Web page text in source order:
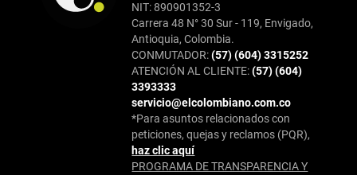
NIT: 890901352-3
Carrera 48 N° 30 Sur - 119, Envigado,
Antioquia, Colombia.
CONMUTADOR:(57) (604) 3315252
ATENCIÓN AL CLIENTE:(57) (604)
3393333
servicio@elcolombiano.com.co
*Para asuntos relacionados con
peticiones, quejas y reclamos (PQR),
haz clic aquí
PROGRAMA DE TRANSPARENCIA Y